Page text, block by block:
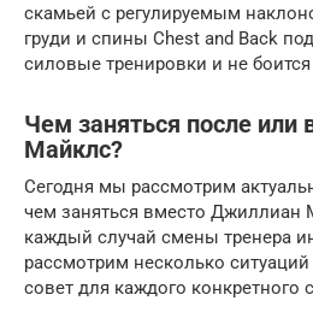
скамьей с регулируемым
груди и спины Chest and Back
силовые тренировки и не
Чем заняться после
Майклс?
Сегодня мы рассмотрим
чем заняться вместо Джиллиан
каждый случай смены тренера
рассмотрим несколько
совет для каждого конкретного